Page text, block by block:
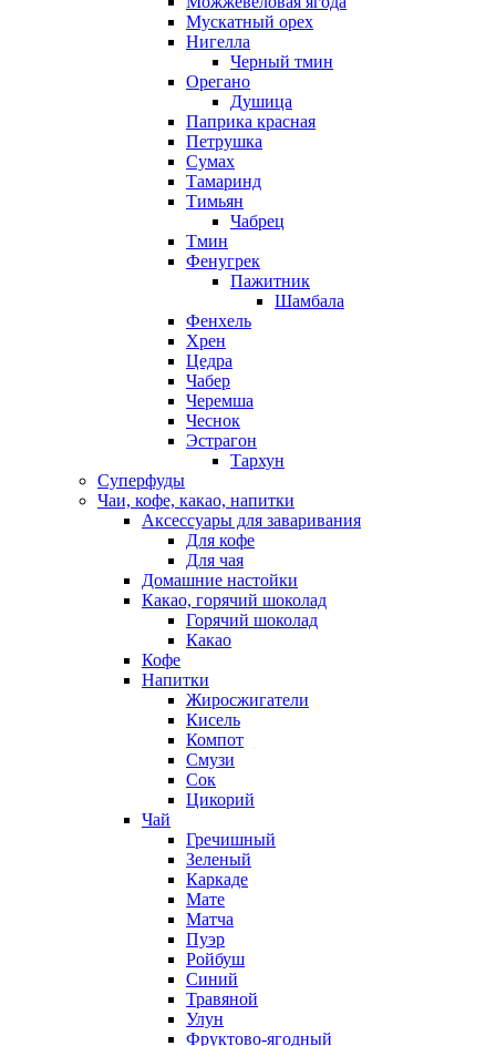
Мускатный орех
Нигелла
Черный тмин
Орегано
Душица
Паприка красная
Петрушка
Сумах
Тамаринд
Тимьян
Чабрец
Тмин
Фенугрек
Пажитник
Шамбала
Фенхель
Хрен
Цедра
Чабер
Черемша
Чеснок
Эстрагон
Тархун
Суперфуды
Чаи, кофе, какао, напитки
Аксессуары для заваривания
Для кофе
Для чая
Домашние настойки
Какао, горячий шоколад
Горячий шоколад
Какао
Кофе
Напитки
Жиросжигатели
Кисель
Компот
Смузи
Сок
Цикорий
Чай
Гречишный
Зеленый
Каркаде
Мате
Матча
Пуэр
Ройбуш
Синий
Травяной
Улун
Фруктово-ягодный